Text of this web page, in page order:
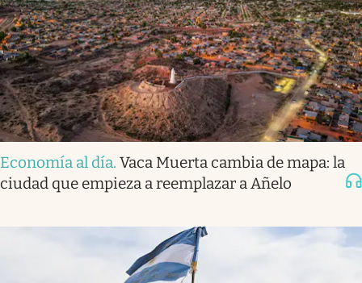
Economía al día. Vaca Muerta cambia de mapa: la
ciudad que empieza a reemplazar a Añelo